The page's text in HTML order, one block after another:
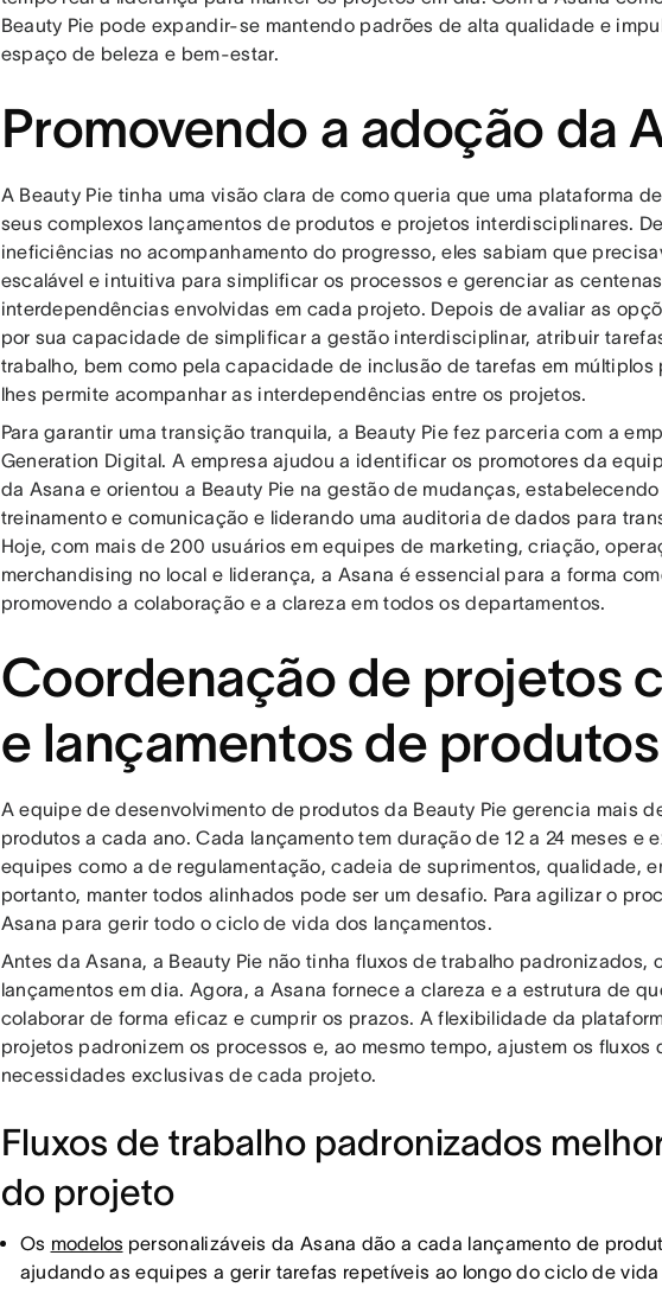
Beauty Pie pode expandir-se mantendo padrões de alta qualidade e
espaço de beleza e bem-estar.
Promovendo a adoção da
A Beauty Pie tinha uma visão clara de como queria que uma plataforma
seus complexos lançamentos de produtos e projetos interdisciplinares.
ineficiências no acompanhamento do progresso, eles sabiam que
escalável e intuitiva para simplificar os processos e gerenciar as
interdependências envolvidas em cada projeto. Depois de avaliar as
por sua capacidade de simplificar a gestão interdisciplinar, atribuir
trabalho, bem como pela capacidade de inclusão de tarefas em
lhes permite acompanhar as interdependências entre os projetos.
Para garantir uma transição tranquila, a Beauty Pie fez parceria com a
Generation Digital. A empresa ajudou a identificar os promotores da
da Asana e orientou a Beauty Pie na gestão de mudanças,
treinamento e comunicação e liderando uma auditoria de dados para
Hoje, com mais de 200 usuários em equipes de marketing, criação,
merchandising no local e liderança, a Asana é essencial para a forma
promovendo a colaboração e a clareza em todos os departamentos.
Coordenação de projetos
e lançamentos de produtos
A equipe de desenvolvimento de produtos da Beauty Pie gerencia mais
produtos a cada ano. Cada lançamento tem duração de 12 a 24 meses e
equipes como a de regulamentação, cadeia de suprimentos, qualidade,
portanto, manter todos alinhados pode ser um desafio. Para agilizar o
Asana para gerir todo o ciclo de vida dos lançamentos.
Antes da Asana, a Beauty Pie não tinha fluxos de trabalho padronizados,
lançamentos em dia. Agora, a Asana fornece a clareza e a estrutura de
colaborar de forma eficaz e cumprir os prazos. A flexibilidade da
projetos padronizem os processos e, ao mesmo tempo, ajustem os fluxos
necessidades exclusivas de cada projeto.
Fluxos de trabalho padronizados
do projeto
Os modelos personalizáveis da Asana dão a cada lançamento de
ajudando as equipes a gerir tarefas repetíveis ao longo do ciclo de